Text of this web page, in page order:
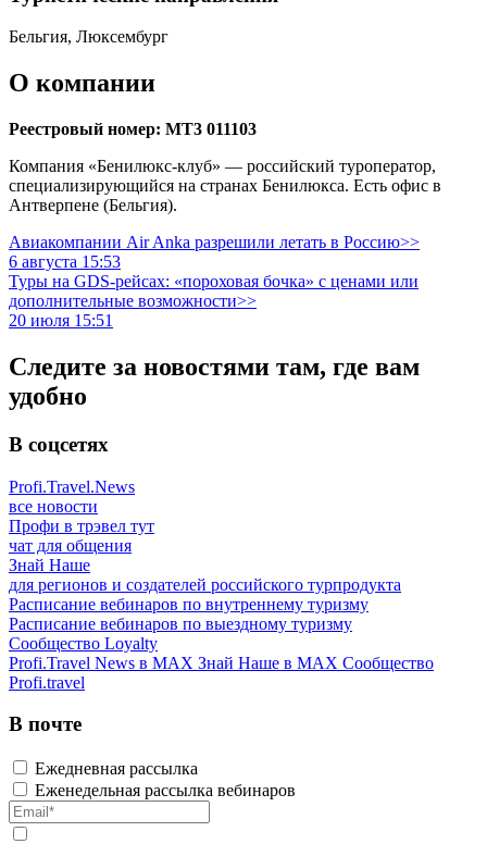
Бельгия, Люксембург
О компании
Реестровый номер: МТ3 011103
Компания «Бенилюкс-клуб» — российский туроператор,
специализирующийся на странах Бенилюкса. Есть офис в
Антверпене (Бельгия).
Авиакомпании Air Anka разрешили летать в Россию>>
6 августа 15:53
Туры на GDS-рейсах: «пороховая бочка» с ценами или
дополнительные возможности>>
20 июля 15:51
Следите за новостями там, где вам
удобно
В соцсетях
Profi.Travel.News
все новости
Профи в трэвел тут
чат для общения
Знай Наше
для регионов и создателей российского турпродукта
Расписание вебинаров по внутреннему туризму
Расписание вебинаров по выездному туризму
Сообщество Loyalty
Profi.Travel News в MAX Знай Наше в MAX Сообщество
Profi.travel
В почте
Ежедневная рассылка
Еженедельная рассылка вебинаров